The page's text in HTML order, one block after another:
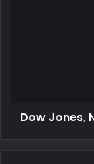
Dow Jones,